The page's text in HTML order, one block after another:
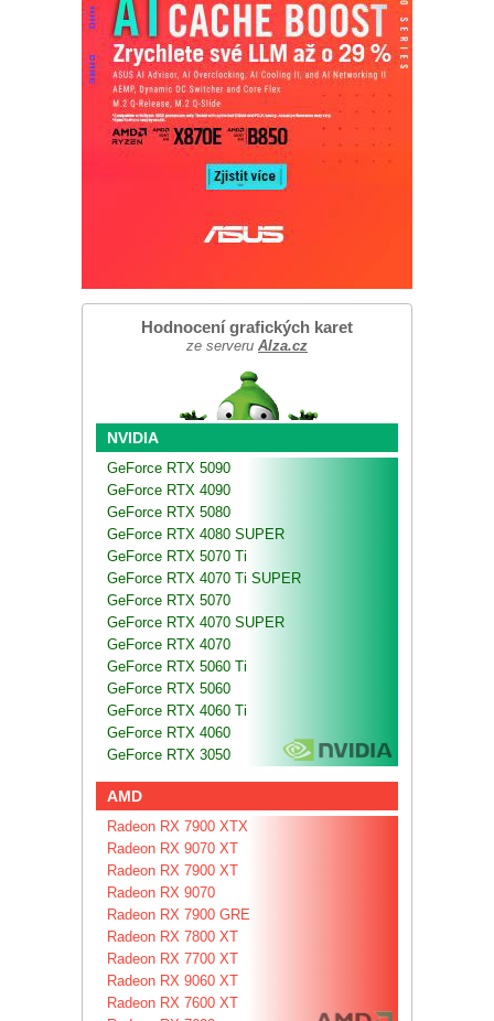
Hodnocení grafických karet
ze serveru Alza.cz
NVIDIA
GeForce RTX 5090
GeForce RTX 4090
GeForce RTX 5080
GeForce RTX 4080 SUPER
GeForce RTX 5070 Ti
GeForce RTX 4070 Ti SUPER
GeForce RTX 5070
GeForce RTX 4070 SUPER
GeForce RTX 4070
GeForce RTX 5060 Ti
GeForce RTX 5060
GeForce RTX 4060 Ti
GeForce RTX 4060
GeForce RTX 3050
AMD
Radeon RX 7900 XTX
Radeon RX 9070 XT
Radeon RX 7900 XT
Radeon RX 9070
Radeon RX 7900 GRE
Radeon RX 7800 XT
Radeon RX 7700 XT
Radeon RX 9060 XT
Radeon RX 7600 XT